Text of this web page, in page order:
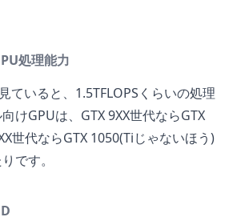
処理能力
ていると、1.5TFLOPSくらいの処理
けGPUは、GTX 9XX世代ならGTX
世代ならGTX 1050(Tiじゃないほう)
です。